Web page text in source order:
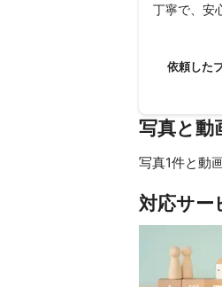
丁寧で、安
依頼した
写真と動
写真1件と動
対応サー